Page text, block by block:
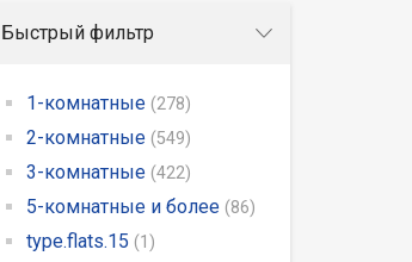
Быстрый фильтр
1-комнатные (278)
2-комнатные (549)
3-комнатные (422)
5-комнатные и более (86)
type.flats.15 (1)